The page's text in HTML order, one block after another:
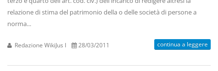
relazione di stima del patrimonio della o delle società di persone a
norma...
Redazione WikiJus I 28/03/2011 continua a leggere